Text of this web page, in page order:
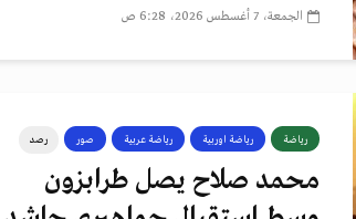
الجمعة، 7 أغسطس 2026، 6:28 ص
رياضة رياضة اوربية رياضة عربية صور رصد
محمد صلاح يصل طرابزون